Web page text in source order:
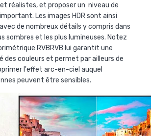
réalistes, et proposer un niveau de
Les images HDR sont ainsi
de nombreux détails y compris dans
sombres et les plus lumineuses. Notez
RVBRVB lui garantit une
des couleurs et permet par ailleurs de
l'effet arc-en-ciel auquel
peuvent être sensibles.